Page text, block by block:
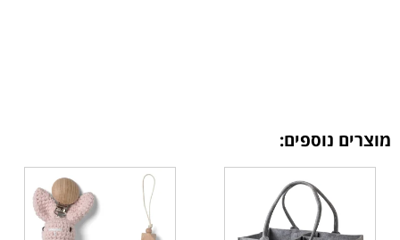
מוצרים נוספים: